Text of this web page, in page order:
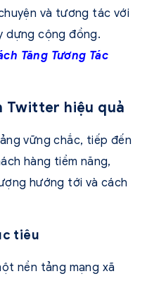
và tương tác với
dựng cộng đồng.
Tăng Tương Tác
Twitter hiệu quả
vững chắc, tiếp đến
hàng tiềm năng,
hướng tới và cách
tiêu
nền tảng mạng xã